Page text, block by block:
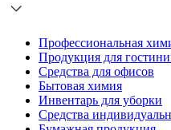
Профессиональная
Продукция для
Средства для офисов
Бытовая химия
Инвентарь для уборки
Средства